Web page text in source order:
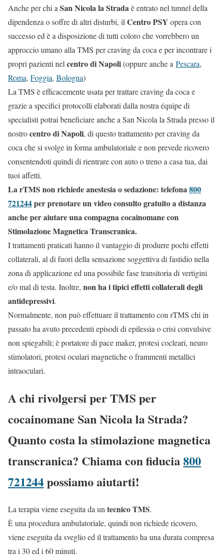
Anche per chi aSan Nicola la Stradaè entrato nel tunnel della
dipendenza o soffre di altri disturbi, ilCentro PSY opera con
successo ed è a disposizione di tutti coloro che vorrebbero un
approccio umano alla TMS per craving da coca e per incontrare i
propri pazienti nelcentro di Napoli(oppure anche a Pescara,
Roma, Foggia, Bologna)
La TMS è efficacemente usata per trattare craving da coca e
grazie a specifici protocolli elaborati dalla nostra équipe di
specialisti potrai beneficiare anche a San Nicola la Strada presso il
nostrocentro di Napoli, di questo trattamento per craving da
coca che si svolge in forma ambulatoriale e non prevede ricovero
consentendoti quindi di rientrare con auto o treno a casa tua, dai
tuoi affetti.
La rTMS non richiede anestesia o sedazione: telefona800
721244per prenotare un video consulto gratuito a distanza
anche per aiutare una compagna cocainomane con
Stimolazione Magnetica Transcranica.
I trattamenti praticati hanno il vantaggio di produrre pochi effetti
collaterali, al di fuori della sensazione soggettiva di fastidio nella
zona di applicazione ed una possibile fase transitoria di vertigini
e/o mal di testa. Inoltre, non ha i tipici effetti collaterali degli
antidepressivi.
Normalmente, non può effettuare il trattamento con rTMS chi in
passato ha avuto precedenti episodi di epilessia o crisi convulsive
non spiegabili; è portatore di pace maker, protesi cocleari, neuro
stimolatori, protesi oculari magnetiche o frammenti metallici
intraoculari.
A chi rivolgersi per TMS per
cocainomane San Nicola la Strada?
Quanto costa la stimolazione magnetica
transcranica? Chiama con fiducia800
721244possiamo aiutarti!
La terapia viene eseguita da untecnico TMS.
È una procedura ambulatoriale, quindi non richiede ricovero,
viene eseguita da sveglio ed il trattamento ha una durata compresa
tra i 30 ed i 60 minuti.